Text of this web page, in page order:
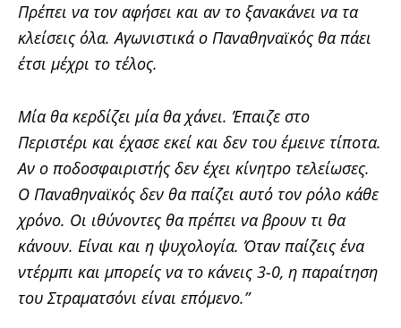
Πρέπει να τον αφήσει και αν το ξανακάνει να τα
κλείσεις όλα. Αγωνιστικά ο Παναθηναϊκός θα πάει
έτσι μέχρι το τέλος.
Μία θα κερδίζει μία θα χάνει. Έπαιζε στο
Περιστέρι και έχασε εκεί και δεν του έμεινε τίποτα.
Αν ο ποδοσφαιριστής δεν έχει κίνητρο τελείωσες.
Ο Παναθηναϊκός δεν θα παίζει αυτό τον ρόλο κάθε
χρόνο. Οι ιθύνοντες θα πρέπει να βρουν τι θα
κάνουν. Είναι και η ψυχολογία. Όταν παίζεις ένα
ντέρμπι και μπορείς να το κάνεις 3-0, η παραίτηση
του Στραματσόνι είναι επόμενο.”